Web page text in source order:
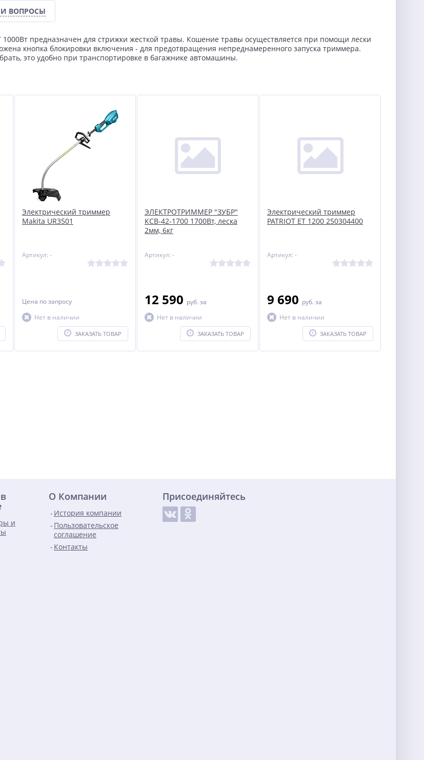
ВОПРОСЫ
1000Вт предназначен для стрижки жесткой травы. Кошение травы осуществляется при помощи лески
кнопка блокировки включения - для предотвращения непреднамеренного запуска триммера.
это удобно при транспортировке в багажнике автомашины.
Электрический триммер
Makita UR3501
Артикул: -
Цена по запросу
Нет в наличии
ЗАКАЗАТЬ ТОВАР
ЭЛЕКТРОТРИММЕР "ЗУБР"
КСВ-42-1700 1700Вт, леска
2мм, 6кг
Артикул: -
12 590 руб. за
Нет в наличии
ЗАКАЗАТЬ ТОВАР
Электрический триммер
PATRIOT ET 1200 250304400
Артикул: -
9 690 руб. за
Нет в наличии
ЗАКАЗАТЬ ТОВАР
и
О Компании
История компании
Пользовательское
соглашение
Контакты
Присоединяйтесь